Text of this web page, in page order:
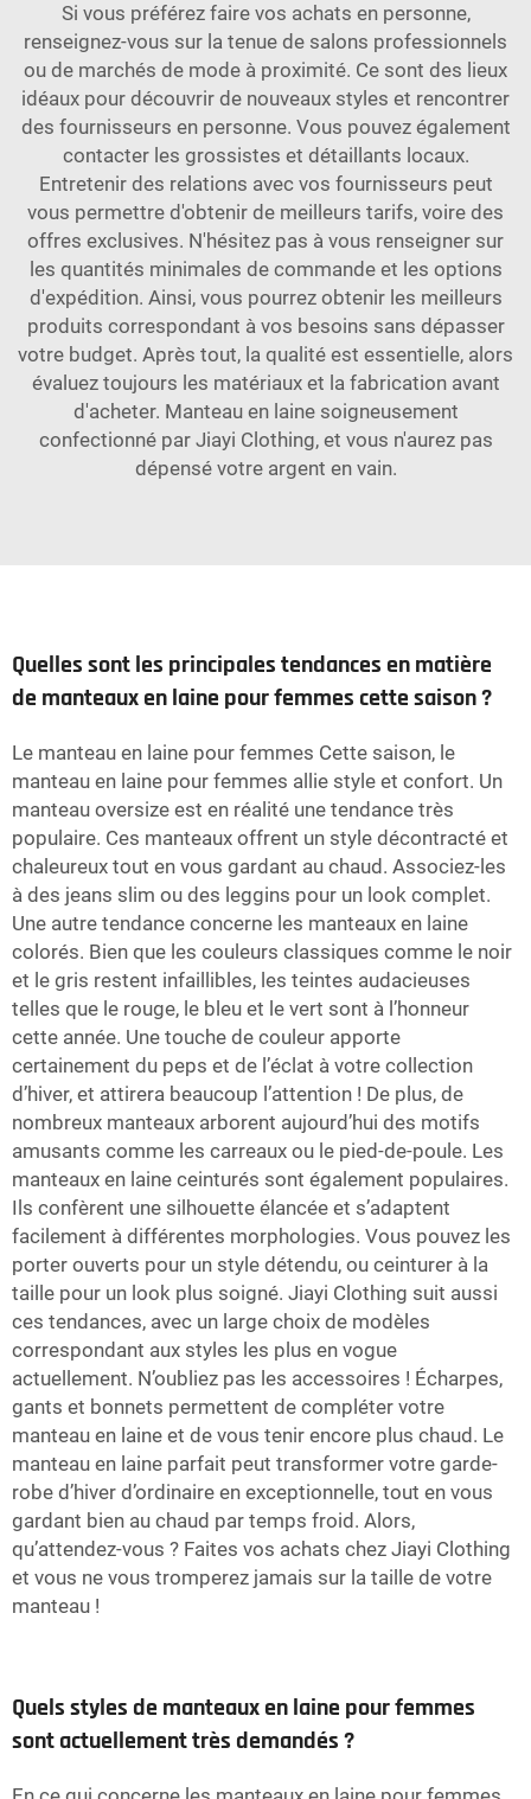
Si vous préférez faire vos achats en personne,
renseignez-vous sur la tenue de salons professionnels
ou de marchés de mode à proximité. Ce sont des lieux
idéaux pour découvrir de nouveaux styles et rencontrer
des fournisseurs en personne. Vous pouvez également
contacter les grossistes et détaillants locaux.
Entretenir des relations avec vos fournisseurs peut
vous permettre d'obtenir de meilleurs tarifs, voire des
offres exclusives. N'hésitez pas à vous renseigner sur
les quantités minimales de commande et les options
d'expédition. Ainsi, vous pourrez obtenir les meilleurs
produits correspondant à vos besoins sans dépasser
votre budget. Après tout, la qualité est essentielle, alors
évaluez toujours les matériaux et la fabrication avant
d'acheter. Manteau en laine soigneusement
confectionné par Jiayi Clothing, et vous n'aurez pas
dépensé votre argent en vain.
Quelles sont les principales tendances en matière
de manteaux en laine pour femmes cette saison ?
Le manteau en laine pour femmes Cette saison, le
manteau en laine pour femmes allie style et confort. Un
manteau oversize est en réalité une tendance très
populaire. Ces manteaux offrent un style décontracté et
chaleureux tout en vous gardant au chaud. Associez-les
à des jeans slim ou des leggins pour un look complet.
Une autre tendance concerne les manteaux en laine
colorés. Bien que les couleurs classiques comme le noir
et le gris restent infaillibles, les teintes audacieuses
telles que le rouge, le bleu et le vert sont à l’honneur
cette année. Une touche de couleur apporte
certainement du peps et de l’éclat à votre collection
d’hiver, et attirera beaucoup l’attention ! De plus, de
nombreux manteaux arborent aujourd’hui des motifs
amusants comme les carreaux ou le pied-de-poule. Les
manteaux en laine ceinturés sont également populaires.
Ils confèrent une silhouette élancée et s’adaptent
facilement à différentes morphologies. Vous pouvez les
porter ouverts pour un style détendu, ou ceinturer à la
taille pour un look plus soigné. Jiayi Clothing suit aussi
ces tendances, avec un large choix de modèles
correspondant aux styles les plus en vogue
actuellement. N’oubliez pas les accessoires ! Écharpes,
gants et bonnets permettent de compléter votre
manteau en laine et de vous tenir encore plus chaud. Le
manteau en laine parfait peut transformer votre garde-
robe d’hiver d’ordinaire en exceptionnelle, tout en vous
gardant bien au chaud par temps froid. Alors,
qu’attendez-vous ? Faites vos achats chez Jiayi Clothing
et vous ne vous tromperez jamais sur la taille de votre
manteau !
Quels styles de manteaux en laine pour femmes
sont actuellement très demandés ?